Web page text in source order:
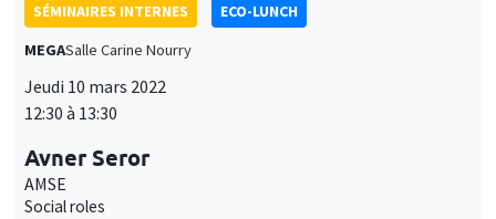
SÉMINAIRES INTERNES
ECO-LUNCH
MEGASalle Carine Nourry
Jeudi 10 mars 2022
12:30 à 13:30
Avner Seror
AMSE
Social roles